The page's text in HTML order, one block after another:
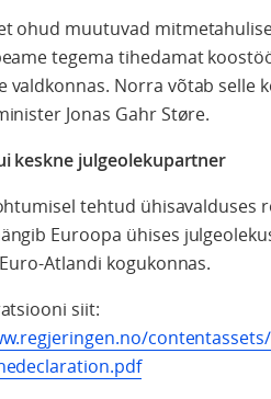
ohud muutuvad
tegema tihedamat
valdkonnas. Norra võtab selle
Jonas Gahr Støre.
keskne julgeolekupartner
tehtud ühisavalduses
Euroopa ühises
Atlandi kogukonnas.
siit: